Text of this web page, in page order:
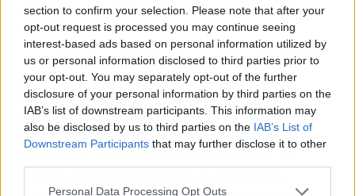
section to confirm your selection. Please note that after your
opt-out request is processed you may continue seeing
interest-based ads based on personal information utilized by
us or personal information disclosed to third parties prior to
your opt-out. You may separately opt-out of the further
disclosure of your personal information by third parties on the
IAB’s list of downstream participants. This information may
also be disclosed by us to third parties on the IAB’s List of
Downstream Participants that may further disclose it to other
Personal Data Processing Opt Outs
XX0
— Telecinco (@telecincoes)May 11, 2026
La reacción del joven fue de alivio inmediato al
escucharla:“Qué heavy, lo necesitaba”.Tras
este impulso familiar, invitó a Claudia a su